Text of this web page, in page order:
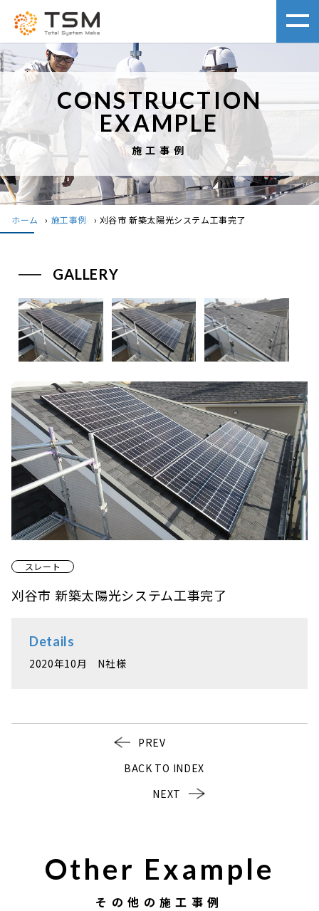
CONSTRUCTION
EXAMPLE
施工事例
ホーム › 施工事例 › 刈谷市 新築太陽光システム工事完了
スレート
刈谷市 新築太陽光システム工事完了
Details
2020年10月 N社様
GALLERY
PREV
BACK TO INDEX
NEXT
Other Example
その他の施工事例